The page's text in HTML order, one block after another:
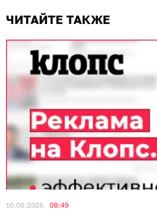
ЧИТАЙТЕ ТАКЖЕ
10.08.2026 08:49